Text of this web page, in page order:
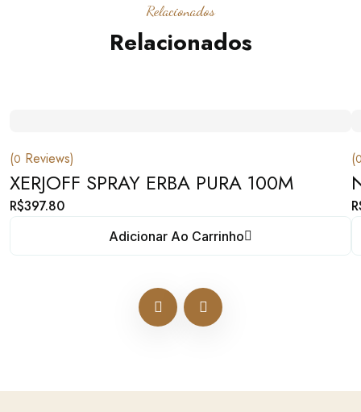
Relacionados
Relacionados
(0 Reviews)
XERJOFF SPRAY ERBA PURA 100M
R$397.80
Adicionar Ao Carrinho
(